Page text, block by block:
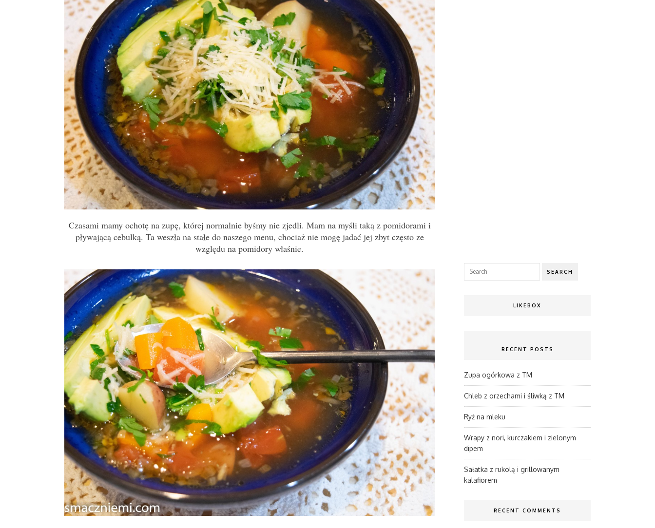
Czasami mamy ochotę na zupę, której normalnie byśmy nie zjedli. Mam na myśli taką z pomidorami i
pływającą cebulką. Ta weszła na stałe do naszego menu, chociaż nie mogę jadać jej zbyt często ze
względu na pomidory właśnie.
SEARCH
LIKEBOX
RECENT POSTS
Zupa ogórkowa z TM
Chleb z orzechami i śliwką z TM
Ryż na mleku
Wrapy z nori, kurczakiem i zielonym
dipem
Sałatka z rukolą i grillowanym
kalafiorem
RECENT COMMENTS